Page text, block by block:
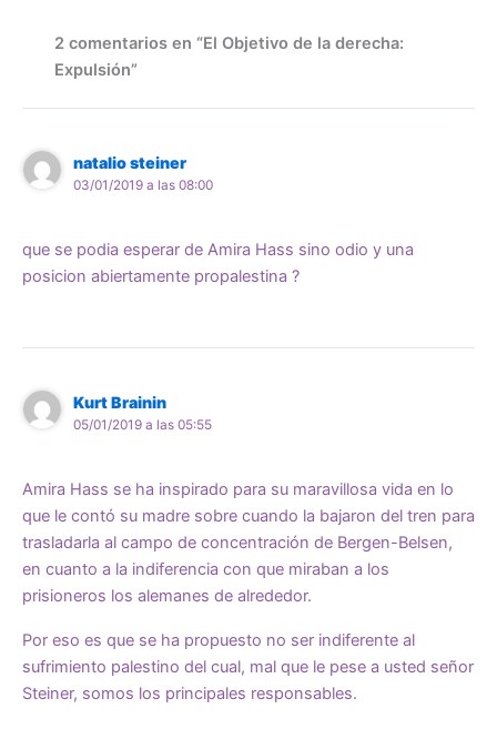
2 comentarios en “El Objetivo de la derecha:
Expulsión”
natalio steiner
03/01/2019 a las 08:00
que se podia esperar de Amira Hass sino odio y una
posicion abiertamente propalestina ?
Kurt Brainin
05/01/2019 a las 05:55
Amira Hass se ha inspirado para su maravillosa vida en lo
que le contó su madre sobre cuando la bajaron del tren para
trasladarla al campo de concentración de Bergen-Belsen,
en cuanto a la indiferencia con que miraban a los
prisioneros los alemanes de alrededor.
Por eso es que se ha propuesto no ser indiferente al
sufrimiento palestino del cual, mal que le pese a usted señor
Steiner, somos los principales responsables.